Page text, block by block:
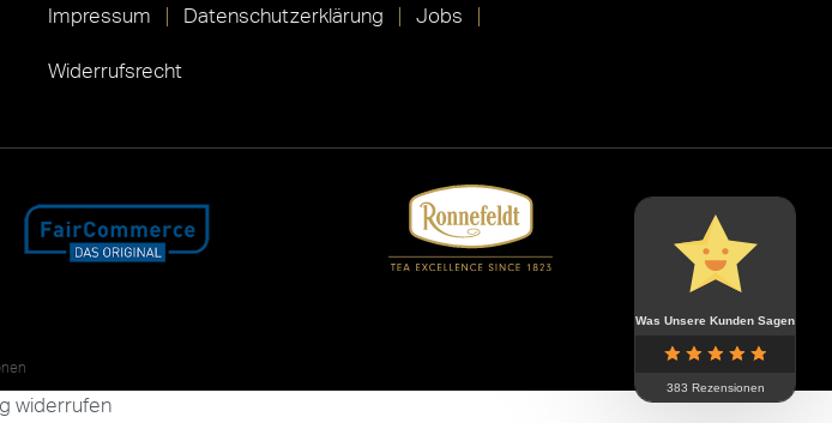
Impressum Datenschutzerklärung Jobs
Widerrufsrecht
widerrufen
Was Unsere Kunden Sagen
383 Rezensionen